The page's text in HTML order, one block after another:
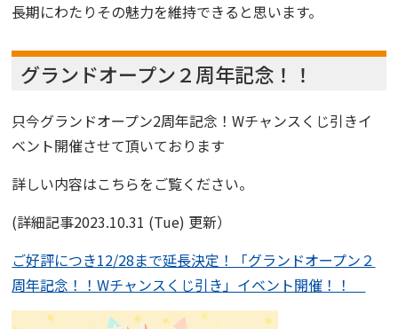
長期にわたりその魅力を維持できると思います。
グランドオープン２周年記念！！
只今グランドオープン2周年記念！Wチャンスくじ引きイ
ベント開催させて頂いております
詳しい内容はこちらをご覧ください。
(詳細記事2023.10.31 (Tue) 更新）
ご好評につき12/28まで延長決定！「グランドオープン２
周年記念！！Wチャンスくじ引き」イベント開催！！